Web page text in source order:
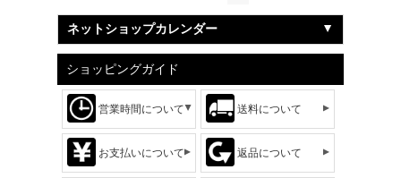
ネットショップカレンダー
ショッピングガイド
営業時間について 送料について
お支払いについて 返品について